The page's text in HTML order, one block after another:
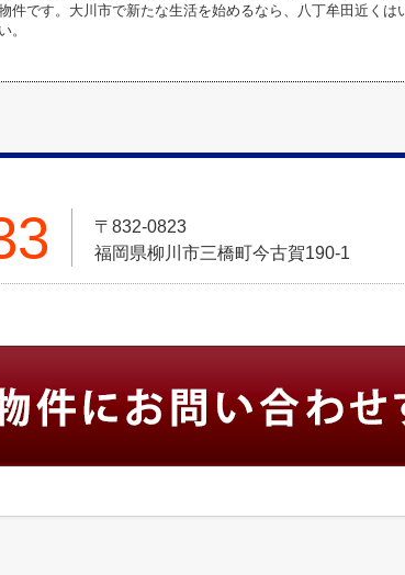
件です。大川市で新たな生活を始めるなら、八丁牟田近く
。
〒832-0823
福岡県柳川市三橋町今古賀190-1